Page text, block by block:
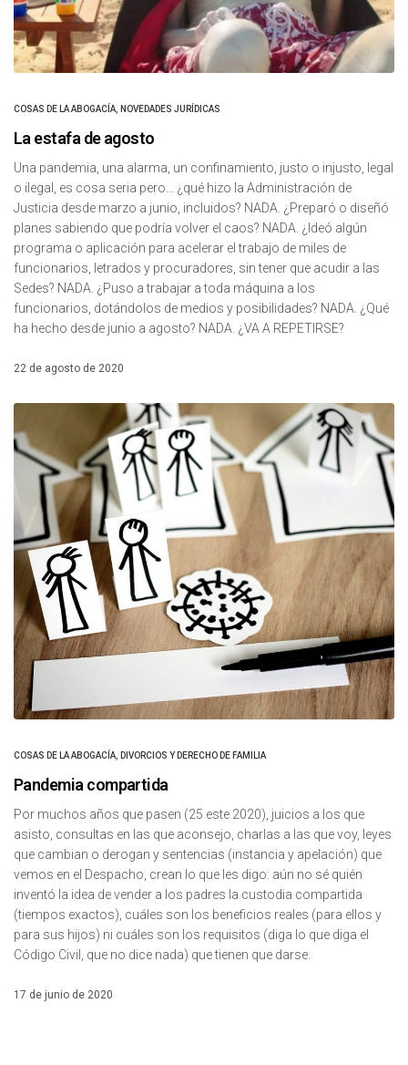
COSAS DE LA ABOGACÍA, NOVEDADES JURÍDICAS
La estafa de agosto
Una pandemia, una alarma, un confinamiento, justo o injusto, legal
o ilegal, es cosa seria pero… ¿qué hizo la Administración de
Justicia desde marzo a junio, incluidos? NADA. ¿Preparó o diseñó
planes sabiendo que podría volver el caos? NADA. ¿Ideó algún
programa o aplicación para acelerar el trabajo de miles de
funcionarios, letrados y procuradores, sin tener que acudir a las
Sedes? NADA. ¿Puso a trabajar a toda máquina a los
funcionarios, dotándolos de medios y posibilidades? NADA. ¿Qué
ha hecho desde junio a agosto? NADA. ¿VA A REPETIRSE?
22 de agosto de 2020
COSAS DE LA ABOGACÍA DIVORCIOS Y DERECHO DE FAMILIA
Pandemia compartida
Por muchos años que pasen (25 este 2020), juicios a los que
asisto, consultas en las que aconsejo, charlas a las que voy, leyes
que cambian o derogan y sentencias (instancia y apelación) que
vemos en el Despacho, crean lo que les digo: aún no sé quién
inventó la idea de vender a los padres la custodia compartida
(tiempos exactos), cuáles son los beneficios reales (para ellos y
para sus hijos) ni cuáles son los requisitos (diga lo que diga el
Código Civil, que no dice nada) que tienen que darse.
17 de junio de 2020